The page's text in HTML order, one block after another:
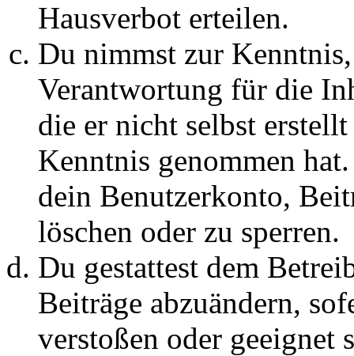
Hausverbot erteilen.
Du nimmst zur
Verantwortung für die
die er nicht selbst
Kenntnis genommen
dein Benutzerkonto,
löschen oder zu sperren.
Du gestattest dem
Beiträge abzuändern,
verstoßen oder geeignet